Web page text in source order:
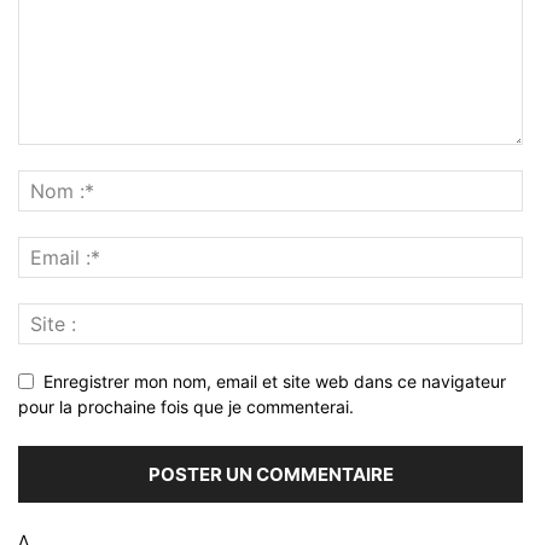
Enregistrer mon nom, email et site web dans ce navigateur
pour la prochaine fois que je commenterai.